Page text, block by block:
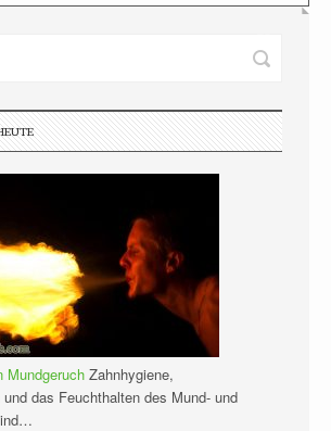
Mundgeruch Zahnhygiene,
und das Feuchthalten des Mund- und